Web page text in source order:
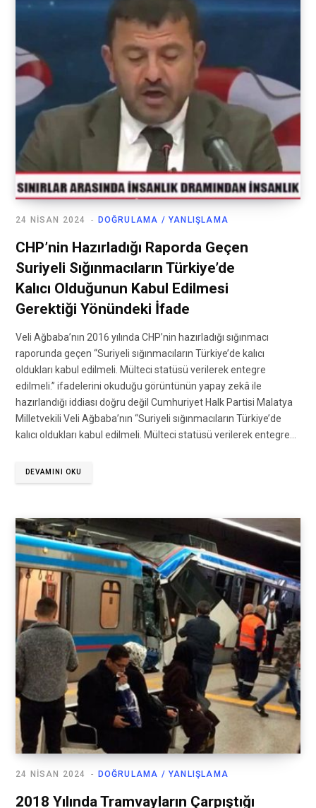
DOĞRULAMA / YANLIŞLAMA
24 NISAN 2024
CHP’nin Hazırladığı Raporda Geçen
Suriyeli Sığınmacıların Türkiye’de
Kalıcı Olduğunun Kabul Edilmesi
Gerektiği Yönündeki İfade
Veli Ağbaba’nın 2016 yılında CHP’nin hazırladığı sığınmacı
raporunda geçen “Suriyeli sığınmacıların Türkiye’de kalıcı
oldukları kabul edilmeli. Mülteci statüsü verilerek entegre
edilmeli.” ifadelerini okuduğu görüntünün yapay zekâ ile
hazırlandığı iddiası doğru değil Cumhuriyet Halk Partisi Malatya
Milletvekili Veli Ağbaba’nın “Suriyeli sığınmacıların Türkiye’de
kalıcı oldukları kabul edilmeli. Mülteci statüsü verilerek entegre…
DEVAMINI OKU
DOĞRULAMA / YANLIŞLAMA
24 NISAN 2024
2018 Yılında Tramvayların Çarpıştığı